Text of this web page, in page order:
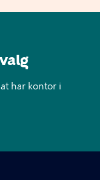
har kontor i